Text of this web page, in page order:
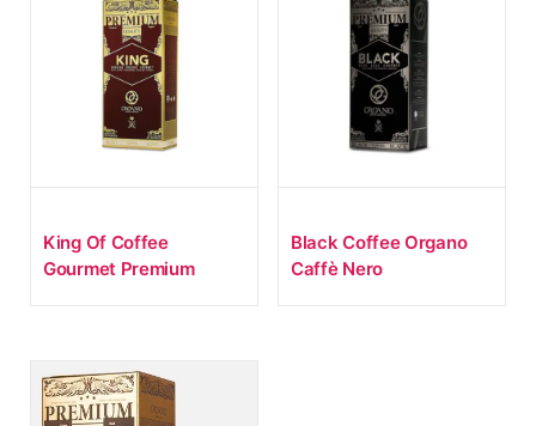
King Of Coffee
Gourmet Premium
Black Coffee Organo
Caffè Nero